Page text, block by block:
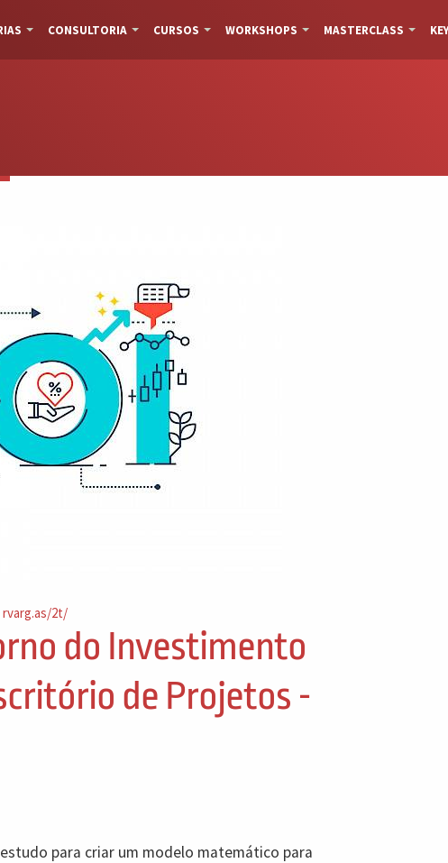
CONSULTORIA CURSOS WORKSHOPS MASTERCLASS
rvarg.as/2t/
do Investimento
de Projetos -
para criar um modelo matemático para